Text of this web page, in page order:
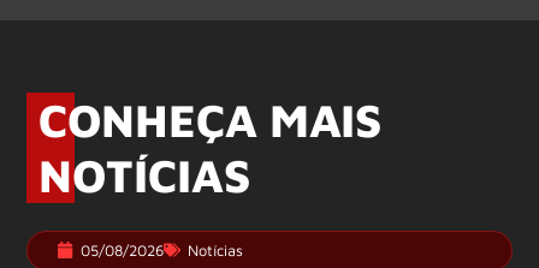
CONHEÇA MAIS
NOTÍCIAS
05/08/2026 Notícias